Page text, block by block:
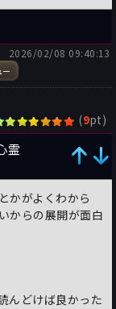
2026/02/08 09:40:13
(9pt)
霊
かがよくわから
からの展開が面白
んどけば良かった